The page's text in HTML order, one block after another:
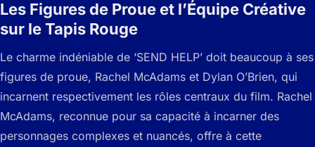
Les Figures de Proue et l’Équipe Créative
sur le Tapis Rouge
Le charme indéniable de ‘SEND HELP’ doit beaucoup à ses
figures de proue, Rachel McAdams et Dylan O’Brien, qui
incarnent respectivement les rôles centraux du film. Rachel
McAdams, reconnue pour sa capacité à incarner des
personnages complexes et nuancés, offre à cette